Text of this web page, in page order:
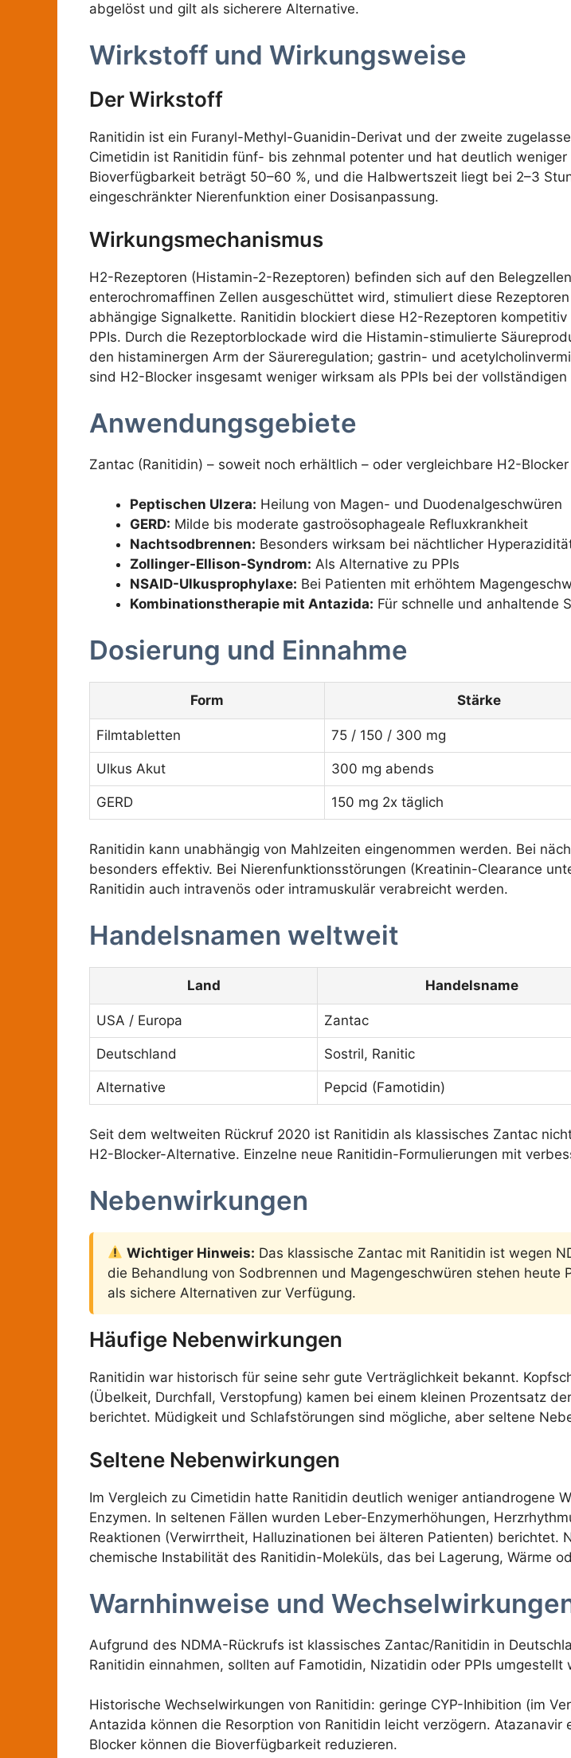
abgelöst und gilt als sicherere Alternative.
Wirkstoff und Wirkungsweise
Der Wirkstoff
Ranitidin ist ein Furanyl-Methyl-Guanidin-Derivat und der zweite
Cimetidin ist Ranitidin fünf- bis zehnmal potenter und hat deutlich
Bioverfügbarkeit beträgt 50–60 %, und die Halbwertszeit liegt bei 2–3
eingeschränkter Nierenfunktion einer Dosisanpassung.
Wirkungsmechanismus
H2-Rezeptoren (Histamin-2-Rezeptoren) befinden sich auf den
enterochromaffinen Zellen ausgeschüttet wird, stimuliert diese
abhängige Signalkette. Ranitidin blockiert diese H2-Rezeptoren
PPIs. Durch die Rezeptorblockade wird die Histamin-stimulierte
den histaminergen Arm der Säureregulation; gastrin- und
sind H2-Blocker insgesamt weniger wirksam als PPIs bei der vollständigen
Anwendungsgebiete
Zantac (Ranitidin) – soweit noch erhältlich – oder vergleichbare H2-
Peptischen Ulzera: Heilung von Magen- und Duodenalgeschwüren
GERD: Milde bis moderate gastroösophageale Refluxkrankheit
Nachtsodbrennen: Besonders wirksam bei nächtlicher
Zollinger-Ellison-Syndrom: Als Alternative zu PPIs
NSAID-Ulkusprophylaxe: Bei Patienten mit erhöhtem
Kombinationstherapie mit Antazida: Für schnelle und anhaltende
Dosierung und Einnahme
Form Stärke
Filmtabletten 75 / 150 / 300 mg
Ulkus Akut 300 mg abends
GERD 150 mg 2x täglich
Ranitidin kann unabhängig von Mahlzeiten eingenommen werden. Bei
besonders effektiv. Bei Nierenfunktionsstörungen (Kreatinin-Clearance
Ranitidin auch intravenös oder intramuskulär verabreicht werden.
Handelsnamen weltweit
Land Handelsname
USA / Europa Zantac
Deutschland Sostril, Ranitic
Alternative Pepcid (Famotidin)
Seit dem weltweiten Rückruf 2020 ist Ranitidin als klassisches Zantac
H2-Blocker-Alternative. Einzelne neue Ranitidin-Formulierungen mit
Nebenwirkungen
Wichtiger Hinweis: Das klassische Zantac mit Ranitidin ist wegen
die Behandlung von Sodbrennen und Magengeschwüren stehen heute
als sichere Alternativen zur Verfügung.
Häufige Nebenwirkungen
Ranitidin war historisch für seine sehr gute Verträglichkeit bekannt.
(Übelkeit, Durchfall, Verstopfung) kamen bei einem kleinen Prozentsatz
berichtet. Müdigkeit und Schlafstörungen sind mögliche, aber seltene
Seltene Nebenwirkungen
Im Vergleich zu Cimetidin hatte Ranitidin deutlich weniger antiandrogene
Enzymen. In seltenen Fällen wurden Leber-Enzymerhöhungen,
Reaktionen (Verwirrtheit, Halluzinationen bei älteren Patienten) berichtet.
chemische Instabilität des Ranitidin-Moleküls, das bei Lagerung, Wärme
Warnhinweise und
Aufgrund des NDMA-Rückrufs ist klassisches Zantac/Ranitidin in
Ranitidin einnahmen, sollten auf Famotidin, Nizatidin oder PPIs umgestellt
Historische Wechselwirkungen von Ranitidin: geringe CYP-Inhibition (im
Antazida können die Resorption von Ranitidin leicht verzögern.
Blocker können die Bioverfügbarkeit reduzieren.